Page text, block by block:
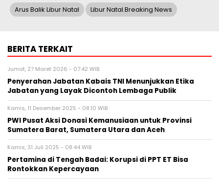
Arus Balik Libur Natal Libur Natal.Breaking News
BERITA TERKAIT
Jumat, 27 Maret 2026 - 07:42 WIB
Penyerahan Jabatan Kabais TNI Menunjukkan Etika
Jabatan yang Layak Dicontoh Lembaga Publik
Kamis, 11 Desember 2025 - 08:10 WIB
PWI Pusat Aksi Donasi Kemanusiaan untuk Provinsi
Sumatera Barat, Sumatera Utara dan Aceh
Kamis, 31 Juli 2025 - 08:44 WIB
Pertamina di Tengah Badai: Korupsi di PPT ET Bisa
Rontokkan Kepercayaan